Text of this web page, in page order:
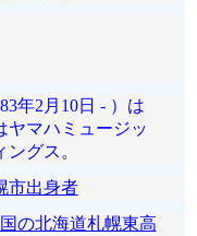
年2月10日 - ）は
ヤマハミュージッ
グス。
市出身者
の北海道札幌東高